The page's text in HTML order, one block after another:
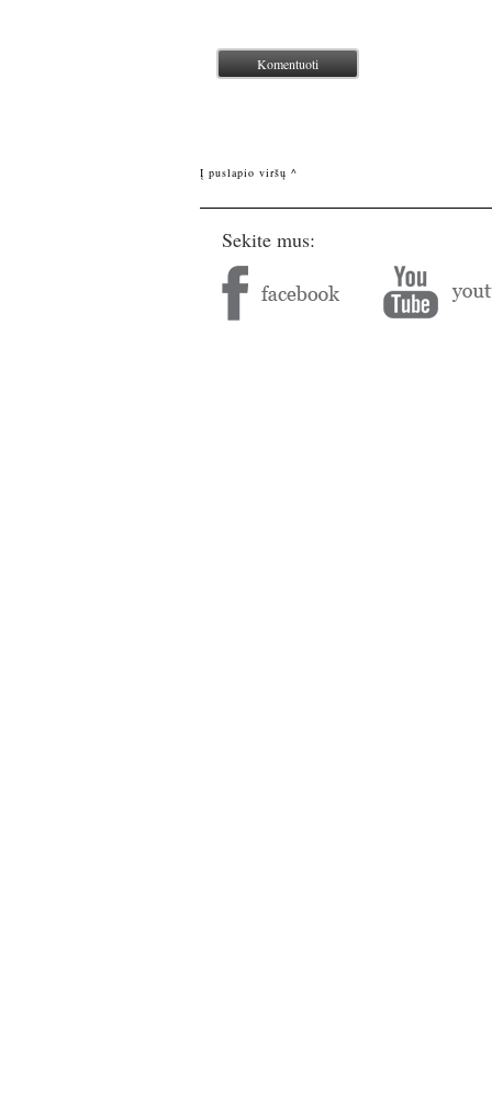
Į puslapio viršų ^
Sekite mus: